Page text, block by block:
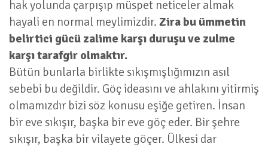
hak yolunda çarpışıp müspet neticeler almak
hayali en normal meylimizdir. Zira bu ümmetin
belirtici gücü zalime karşı duruşu ve zulme
karşı tarafgir olmaktır.
Bütün bunlarla birlikte sıkışmışlığımızın asıl
sebebi bu değildir. Göç ideasını ve ahlakını yitirmiş
olmamızdır bizi söz konusu eşiğe getiren. İnsan
bir eve sıkışır, başka bir eve göç eder. Bir şehre
sıkışır, başka bir vilayete göçer. Ülkesi dar